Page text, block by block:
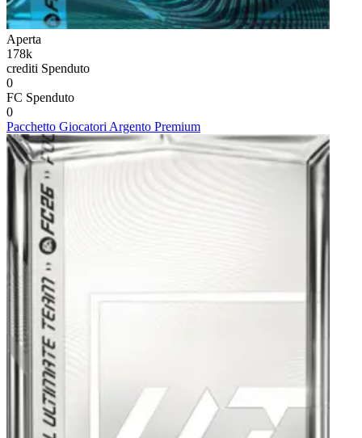
Aperta
178k
crediti Spenduto
0
FC Spenduto
0
Pacchetto Giocatori Argento Premium